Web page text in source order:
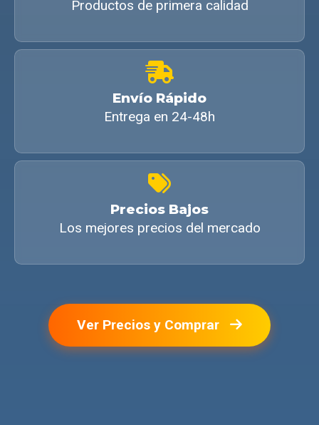
Productos de primera calidad
Envío Rápido
Entrega en 24-48h
Precios Bajos
Los mejores precios del mercado
Ver Precios y Comprar